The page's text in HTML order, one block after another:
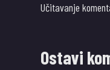
Učitavanje
Ostavi